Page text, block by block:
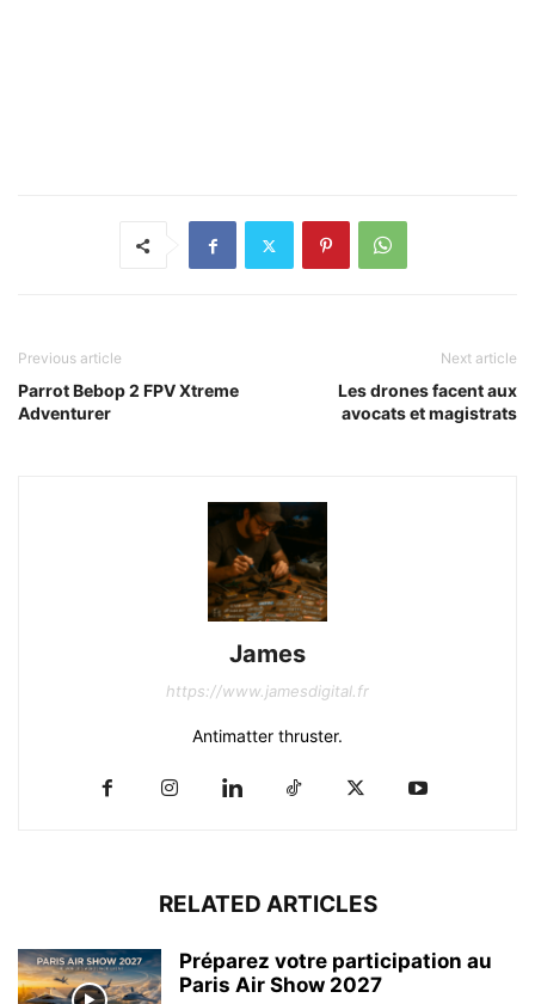
Previous article
Parrot Bebop 2 FPV Xtreme
Adventurer
Next article
Les drones facent aux
avocats et magistrats
James
https://www.jamesdigital.fr
Antimatter thruster.
RELATED ARTICLES
Préparez votre participation au
Paris Air Show 2027